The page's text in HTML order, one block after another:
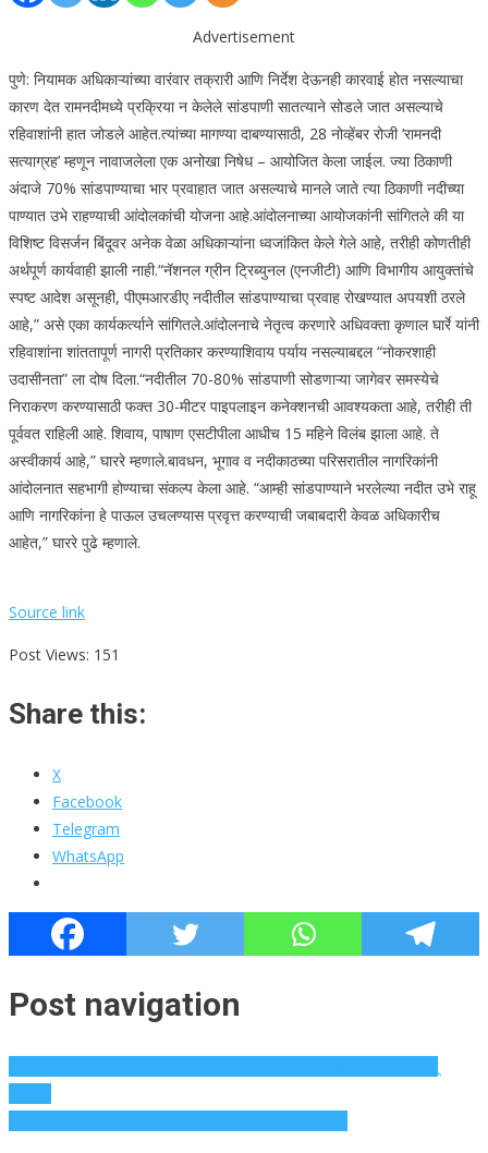
Advertisement
पुणे: नियामक अधिकाऱ्यांच्या वारंवार तक्रारी आणि निर्देश देऊनही कारवाई होत नसल्याचा
कारण देत रामनदीमध्ये प्रक्रिया न केलेले सांडपाणी सातत्याने सोडले जात असल्याचे
रहिवाशांनी हात जोडले आहेत.त्यांच्या मागण्या दाबण्यासाठी, 28 नोव्हेंबर रोजी ‘रामनदी
सत्याग्रह’ म्हणून नावाजलेला एक अनोखा निषेध – आयोजित केला जाईल. ज्या ठिकाणी
अंदाजे 70% सांडपाण्याचा भार प्रवाहात जात असल्याचे मानले जाते त्या ठिकाणी नदीच्या
पाण्यात उभे राहण्याची आंदोलकांची योजना आहे.आंदोलनाच्या आयोजकांनी सांगितले की या
विशिष्ट विसर्जन बिंदूवर अनेक वेळा अधिकाऱ्यांना ध्वजांकित केले गेले आहे, तरीही कोणतीही
अर्थपूर्ण कार्यवाही झाली नाही.“नॅशनल ग्रीन ट्रिब्युनल (एनजीटी) आणि विभागीय आयुक्तांचे
स्पष्ट आदेश असूनही, पीएमआरडीए नदीतील सांडपाण्याचा प्रवाह रोखण्यात अपयशी ठरले
आहे,” असे एका कार्यकर्त्याने सांगितले.आंदोलनाचे नेतृत्व करणारे अधिवक्ता कृणाल घार्रे यांनी
रहिवाशांना शांततापूर्ण नागरी प्रतिकार करण्याशिवाय पर्याय नसल्याबद्दल “नोकरशाही
उदासीनता” ला दोष दिला.“नदीतील 70-80% सांडपाणी सोडणाऱ्या जागेवर समस्येचे
निराकरण करण्यासाठी फक्त 30-मीटर पाइपलाइन कनेक्शनची आवश्यकता आहे, तरीही ती
पूर्ववत राहिली आहे. शिवाय, पाषाण एसटीपीला आधीच 15 महिने विलंब झाला आहे. ते
अस्वीकार्य आहे,” घाररे म्हणाले.बावधन, भूगाव व नदीकाठच्या परिसरातील नागरिकांनी
आंदोलनात सहभागी होण्याचा संकल्प केला आहे. “आम्ही सांडपाण्याने भरलेल्या नदीत उभे राहू
आणि नागरिकांना हे पाऊल उचलण्यास प्रवृत्त करण्याची जबाबदारी केवळ अधिकारीच
आहेत,” घाररे पुढे म्हणाले.
Source link
Post Views: 151
Share this:
X
Facebook
Telegram
WhatsApp
Post navigation